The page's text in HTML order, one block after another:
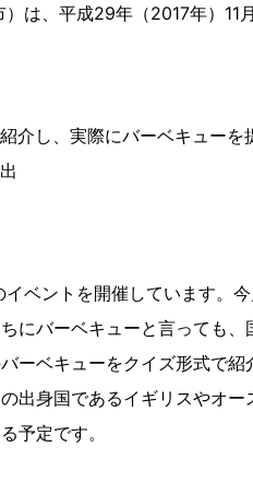
は、平成29年（2017年）11
介し、実際にバーベキューを
ベントを開催しています。
にバーベキューと言っても、
ーベキューをクイズ形式で紹
出身国であるイギリスやオー
予定です。